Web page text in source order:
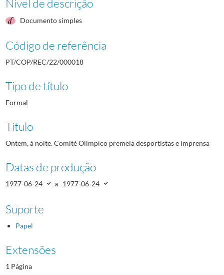
Nível de descrição
Documento simples
Código de referência
PT/COP/REC/22/000018
Tipo de título
Formal
Título
Ontem, à noite. Comité Olímpico premeia desportistas e imprensa
Datas de produção
1977-06-24 a 1977-06-24
Suporte
Papel
Extensões
1 Página